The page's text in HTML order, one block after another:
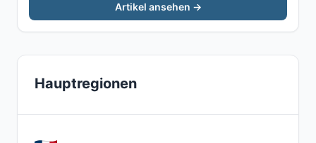
Artikel ansehen →
Hauptregionen